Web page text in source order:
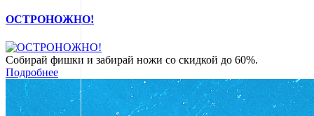
ОСТРОНОЖНО!
Собирай фишки и забирай ножи со скидкой до 60%.
Подробнее